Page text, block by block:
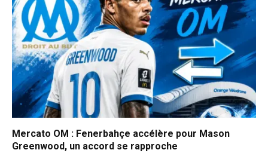
Mercato OM : Fenerbahçe accélère pour Mason
Greenwood, un accord se rapproche